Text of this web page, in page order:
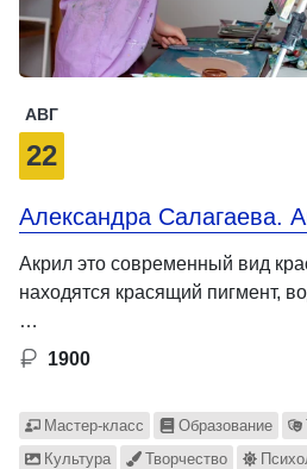
АВГ
22
Александра Салагаева.
Акрил это современный вид
находятся красящий пигмент,
…
1900
Мастер-класс Образование
Культура
Творчество